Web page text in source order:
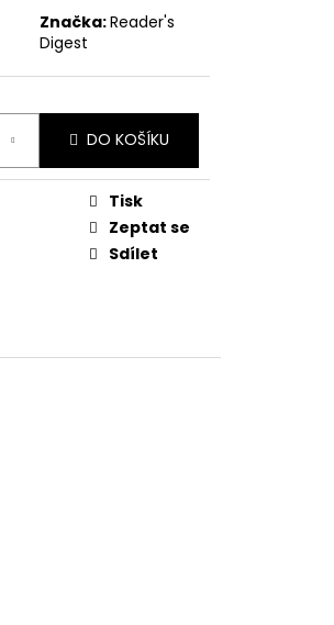
Značka:Reader's
Digest
DO KOŠÍKU
Tisk
Zeptat se
Sdílet